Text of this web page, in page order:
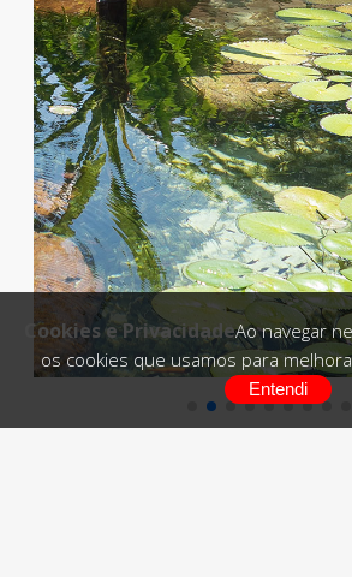
Cookies e PrivacidadeAo navegar
os cookies que usamos para
Entendi